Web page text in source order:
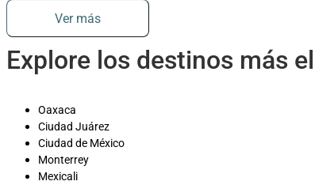
Ver más
Explore los destinos más
Oaxaca
Ciudad Juárez
Ciudad de México
Monterrey
Mexicali